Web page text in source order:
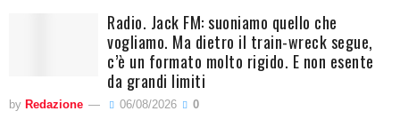
Radio. Jack FM: suoniamo quello che
vogliamo. Ma dietro il train-wreck segue,
c’è un formato molto rigido. E non esente
da grandi limiti
by Redazione 06/08/2026 0